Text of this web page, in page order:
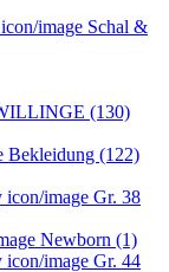
Schal &
(130)
Bekleidung (122)
Gr. 38
Newborn (1)
Gr. 44